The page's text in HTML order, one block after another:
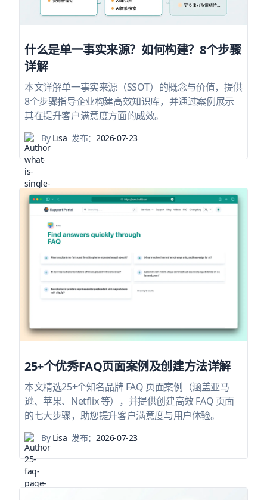
什么是单一事实来源？如何构建？8个步骤
详解
本文详解单一事实来源（SSOT）的概念与价值，提供
8个步骤指导企业构建高效知识库，并通过案例展示
其在提升客户满意度方面的成效。
ByLisa 发布：2026-07-23
25+个优秀FAQ页面案例及创建方法详解
本文精选25+个知名品牌 FAQ 页面案例（涵盖亚马
逊、苹果、Netflix 等），并提供创建高效 FAQ 页面
的七大步骤，助您提升客户满意度与用户体验。
ByLisa 发布： 2026-07-23